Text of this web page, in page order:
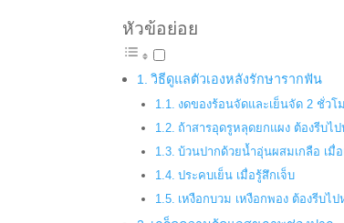
หัวข้อย่อย
วิธีดูแลตัวเองหลังรักษารากฟัน
งดของร้อนจัดและเย็นจัด 2 ชั่ว
ถ้าสารอุดรูหลุดยกแผง ต้องรีบไ
บ้วนปากด้วยน้ำอุ่นผสมเกลือ เมื่อ
ประคบเย็น เมื่อรู้สึกเจ็บ
เหงือกบวม เหงือกพอง ต้องรีบไ